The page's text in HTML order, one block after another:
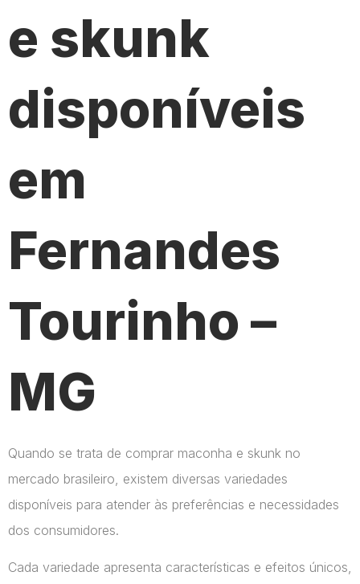
e skunk
disponíveis
em
Fernandes
Tourinho –
MG
Quando se trata de comprar maconha e skunk no
mercado brasileiro, existem diversas variedades
disponíveis para atender às preferências e necessidades
dos consumidores.
Cada variedade apresenta características e efeitos únicos,